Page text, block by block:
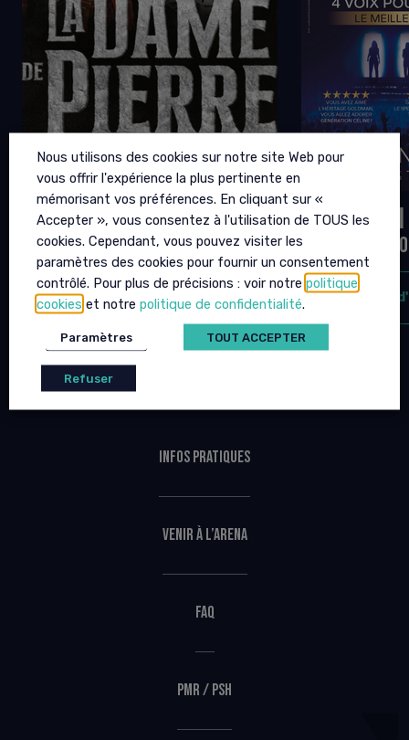
LA DAME DE PIERRE
25 SEPTEMBRE 2026 - 20H00
plus d'infos
09 OCTOBRE
plus
Infos pratiques
Venir à l’Arena
FAQ
PMR / PSH
Nous utilisons des cookies sur notre site Web pour
vous offrir l'expérience la plus pertinente en
mémorisant vos préférences. En cliquant sur «
Accepter », vous consentez à l'utilisation de TOUS les
cookies. Cependant, vous pouvez visiter les
paramètres des cookies pour fournir un consentement
contrôlé. Pour plus de précisions : voir notre politique
cookies et notre politique de confidentialité.
Paramètres TOUT ACCEPTER
Refuser